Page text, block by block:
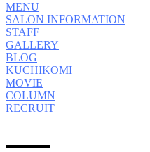
MENU
SALON INFORMATION
STAFF
GALLERY
BLOG
KUCHIKOMI
MOVIE
COLUMN
RECRUIT